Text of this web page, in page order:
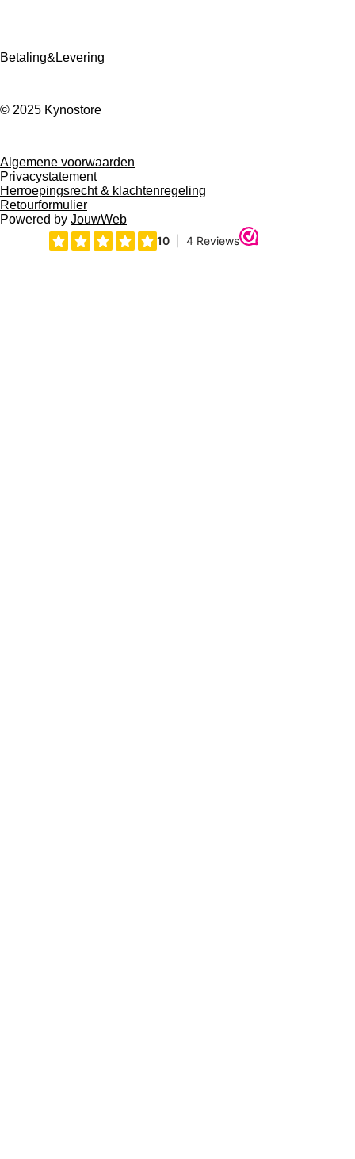
Betaling&Levering
© 2025 Kynostore
Algemene voorwaarden
Privacystatement
Herroepingsrecht & klachtenregeling
Retourformulier
Powered by JouwWeb